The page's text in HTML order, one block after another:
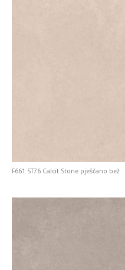
F661 ST76 Calcit Stone pješčano bež